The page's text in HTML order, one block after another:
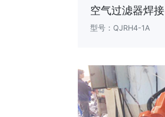
空气过滤器焊接
型号：QJRH4-1A